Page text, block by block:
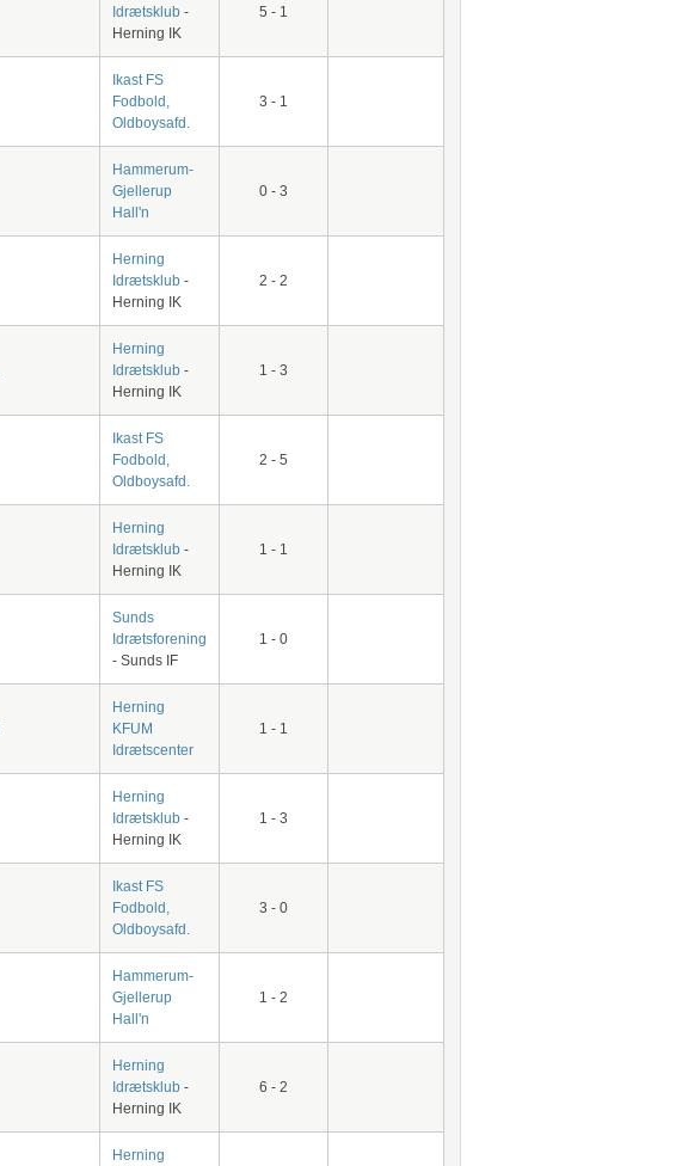
Idrætsklub-
Herning IK
5 - 1
Ikast FS
Fodbold,
Oldboysafd.
3 - 1
Hammerum-
Gjellerup
Hall'n
0 - 3
Herning
Idrætsklub-
Herning IK
2 - 2
Herning
Idrætsklub-
Herning IK
1 - 3
Ikast FS
Fodbold,
Oldboysafd.
2 - 5
Herning
Idrætsklub-
Herning IK
1 - 1
Sunds
Idrætsforening
- Sunds IF
1 - 0
Herning
KFUM
Idrætscenter
1 - 1
Herning
Idrætsklub-
Herning IK
1 - 3
Ikast FS
Fodbold,
Oldboysafd.
3 - 0
Hammerum-
Gjellerup
Hall'n
1 - 2
Herning
Idrætsklub-
Herning IK
6 - 2
Herning